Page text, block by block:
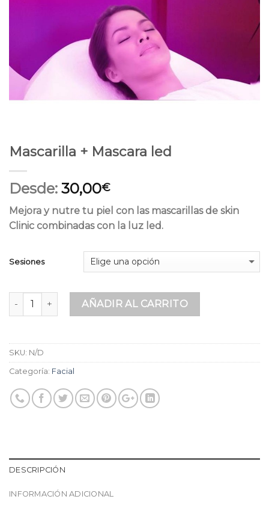
Mascarilla + Mascara led
Desde: 30,00€
Mejora y nutre tu piel con las mascarillas de skin
Clinic combinadas con la luz led.
Sesiones
Cantidad AÑADIR AL CARRITO
SKU: N/D
Categoría: Facial
DESCRIPCIÓN
INFORMACIÓN ADICIONAL